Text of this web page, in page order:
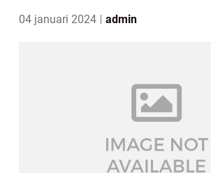
04 januari 2024 admin